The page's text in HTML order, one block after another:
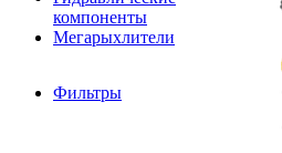
компоненты
Мегарыхлители
Фильтры